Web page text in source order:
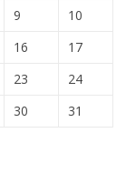
9
10
16
17
23
24
30 31